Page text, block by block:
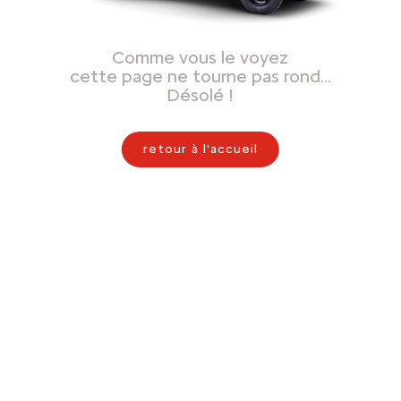
Comme vous le voyez
cette page ne tourne pas rond…
Désolé !
retour à l'accueil